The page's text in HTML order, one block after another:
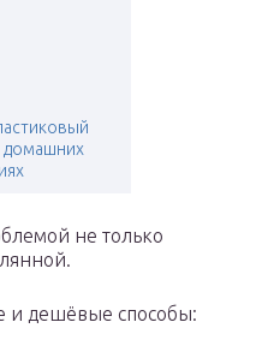
домашних
не только
и дешёвые способы: